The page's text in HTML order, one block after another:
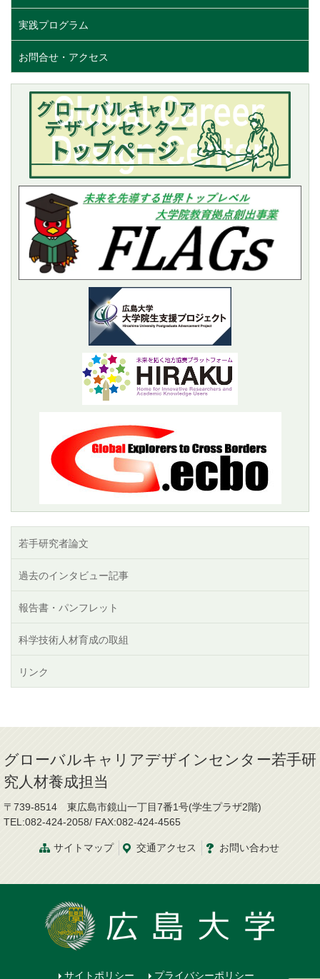
実践プログラム
お問合せ・アクセス
若手研究者論文
過去のインタビュー記事
報告書・パンフレット
科学技術人材育成の取組
リンク
グローバルキャリアデザインセンター若手研
究人材養成担当
〒739-8514 東広島市鏡山一丁目7番1号(学生プラザ2階)
TEL:082-424-2058/ FAX:082-424-4565
サイトマップ 交通アクセス お問い合わせ
サイトポリシー プライバシーポリシー